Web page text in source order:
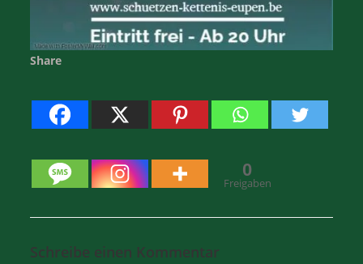
Share
0
Freigaben
Schreibe einen Kommentar